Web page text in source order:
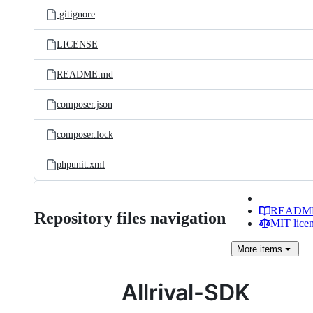
.gitignore
LICENSE
README.md
composer.json
composer.lock
phpunit.xml
Repository files navigation
MIT
More items
Allrival-SDK